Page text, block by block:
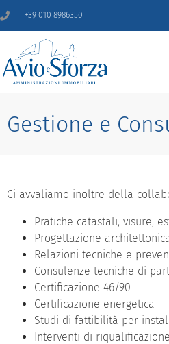
+39 010 8986350
Gestione e
Ci avvaliamo inoltre della
Pratiche catastali, visure,
Progettazione
Relazioni tecniche e
Consulenze tecniche di
Certificazione 46/90
Certificazione energetica
Studi di fattibilità per
Interventi di